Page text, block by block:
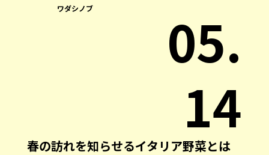
ワダシノブ
05.
14
春の訪れを知らせるイタリア野菜とは